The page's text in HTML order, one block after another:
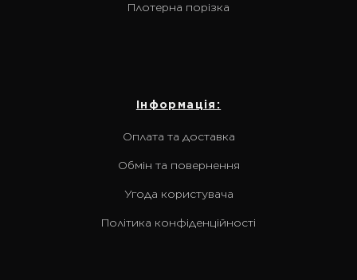
Плотерна порізка
Інформація:
Оплата та доставка
Обмін та повернення
Угода користувача
Політика конфіденційності